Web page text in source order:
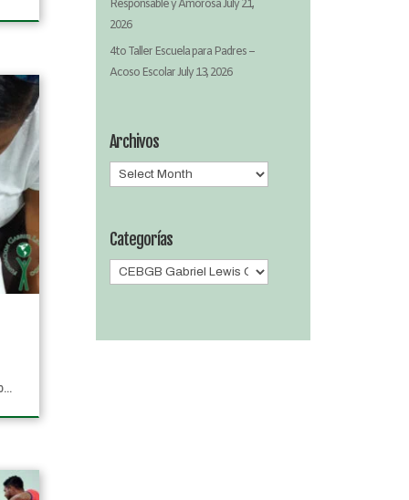
Responsable y AmorosaJuly 21,
2026
4to Taller Escuela para Padres –
Acoso EscolarJuly 13, 2026
Archivos
Archivos
Categorías
Categorías